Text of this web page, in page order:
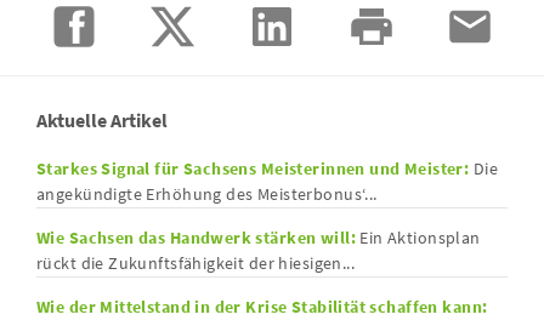
Aktuelle Artikel
Starkes Signal für Sachsens Meisterinnen und Meister: Die
angekündigte Erhöhung des Meisterbonus‘...
Wie Sachsen das Handwerk stärken will:Ein Aktionsplan
rückt die Zukunftsfähigkeit der hiesigen...
Wie der Mittelstand in der Krise Stabilität schaffen kann: